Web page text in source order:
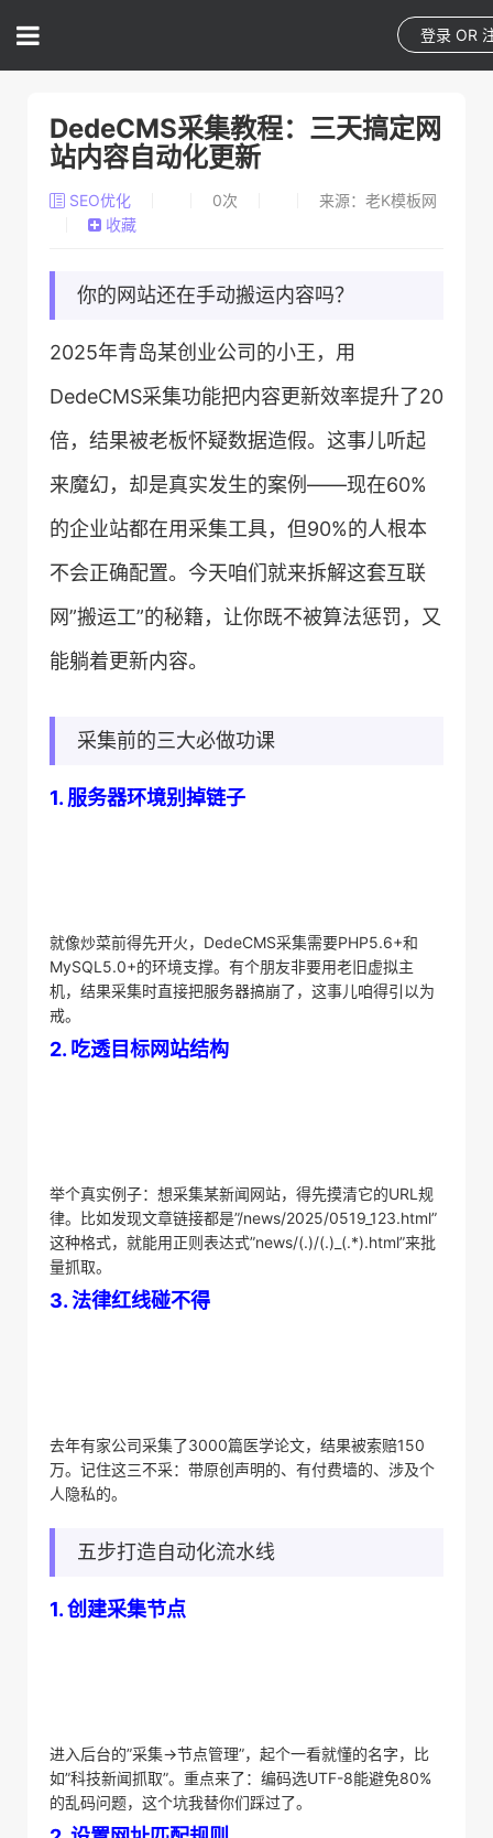
登录 OR
DedeCMS采集教程：三天搞定网
站内容自动化更新
SEO优化 0次
来源：老K模板网
收藏
你的网站还在手动搬运内容吗？
2025年青岛某创业公司的小王，用
DedeCMS采集功能把内容更新效率提升了20
倍，结果被老板怀疑数据造假。这事儿听起
来魔幻，却是真实发生的案例——现在60%
的企业站都在用采集工具，但90%的人根本
不会正确配置。今天咱们就来拆解这套互联
网”搬运工”的秘籍，让你既不被算法惩罚，又
能躺着更新内容。
采集前的三大必做功课
​1. 服务器环境别掉链子​
就像炒菜前得先开火，DedeCMS采集需要PHP5.6+和
MySQL5.0+的环境支撑。有个朋友非要用老旧虚拟主
机，结果采集时直接把服务器搞崩了，这事儿咱得引以为
戒。
​2. 吃透目标网站结构​
举个真实例子：想采集某新闻网站，得先摸清它的URL规
律。比如发现文章链接都是”/news/2025/0519_123.html”
这种格式，就能用正则表达式”news/(.)/(.)_(.*).html”来批
量抓取。
​3. 法律红线碰不得​
去年有家公司采集了3000篇医学论文，结果被索赔150
万。记住这三不采：带原创声明的、有付费墙的、涉及个
人隐私的。
五步打造自动化流水线
​1. 创建采集节点​
进入后台的”采集→节点管理”，起个一看就懂的名字，比
如”科技新闻抓取”。重点来了：编码选UTF-8能避免80%
的乱码问题，这个坑我替你们踩过了。